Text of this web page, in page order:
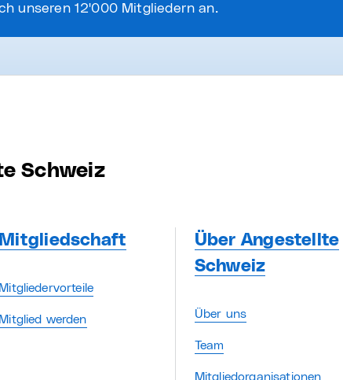
unseren 12'000 Mitgliedern an.
Schweiz
Mitgliedschaft
Mitgliedervorteile
Mitglied werden
Über Angestellte
Schweiz
Über uns
Team
Mitgliedorganisationen